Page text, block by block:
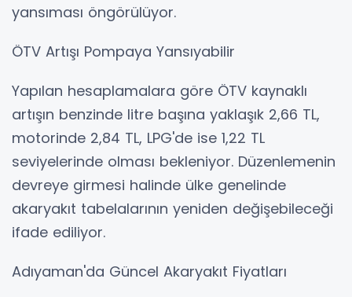
yansıması öngörülüyor.
ÖTV Artışı Pompaya Yansıyabilir
Yapılan hesaplamalara göre ÖTV kaynaklı
artışın benzinde litre başına yaklaşık 2,66 TL,
motorinde 2,84 TL, LPG'de ise 1,22 TL
seviyelerinde olması bekleniyor. Düzenlemenin
devreye girmesi halinde ülke genelinde
akaryakıt tabelalarının yeniden değişebileceği
ifade ediliyor.
Adıyaman'da Güncel Akaryakıt Fiyatları